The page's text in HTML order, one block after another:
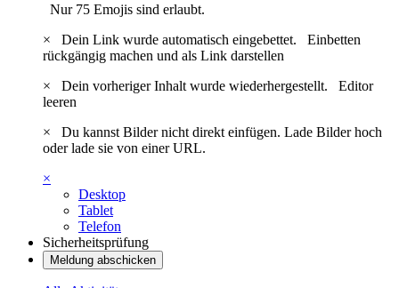
Nur 75 Emojis sind erlaubt.
×
Dein Link wurde automatisch eingebettet. Einbetten
rückgängig machen und als Link darstellen
×
Dein vorheriger Inhalt wurde wiederhergestellt. Editor
leeren
×
Du kannst Bilder nicht direkt einfügen. Lade Bilder hoch
oder lade sie von einer URL.
×
Desktop
Tablet
Telefon
Sicherheitsprüfung
Meldung abschicken